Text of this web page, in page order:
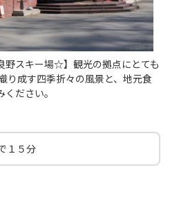
野スキー場☆】観光の拠点にとても
成す四季折々の風景と、地元食
ださい。
１５分